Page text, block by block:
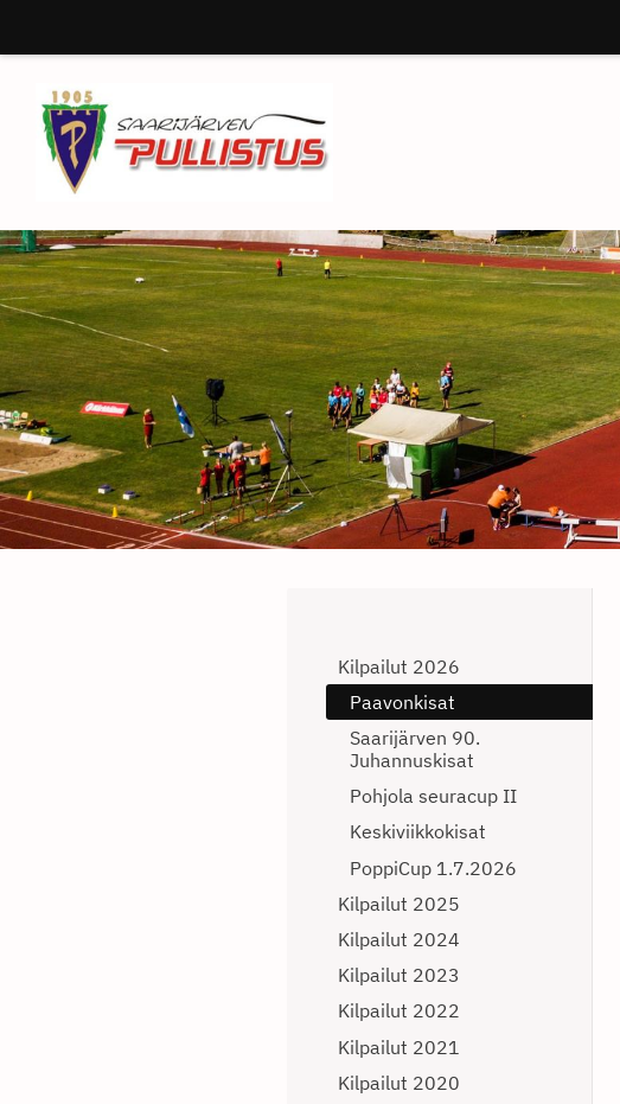
sivun
sisältöön
Saarijärven Pullistus
Kilpailut 2026
Paavonkisat
Saarijärven 90.
Juhannuskisat
Pohjola seuracup II
Keskiviikkokisat
PoppiCup 1.7.2026
Kilpailut 2025
Kilpailut 2024
Kilpailut 2023
Kilpailut 2022
Kilpailut 2021
Kilpailut 2020